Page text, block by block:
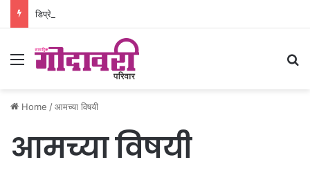
डिप्रेशनमध्ये गेलेल्या ३३ वर्षीय रुग्णाला नवजिवन
Menu
Home /आमच्या विषयी
आमच्या विषयी